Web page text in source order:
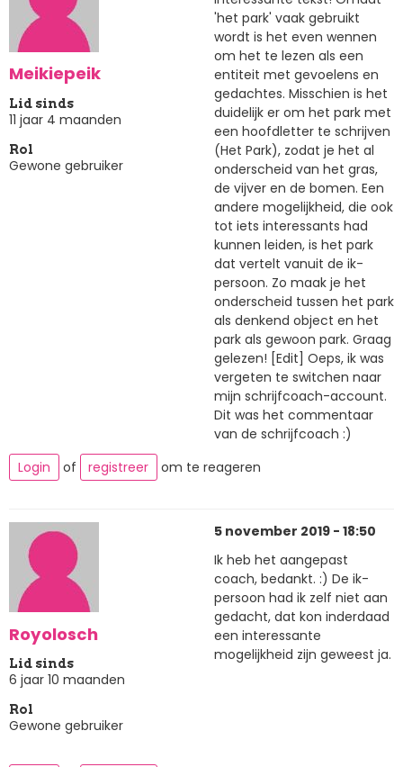
Meikiepeik
Lid sinds
11 jaar 4 maanden
Rol
Gewone gebruiker
'het park' vaak gebruikt
wordt is het even wennen
om het te lezen als een
entiteit met gevoelens en
gedachtes. Misschien is het
duidelijk er om het park met
een hoofdletter te schrijven
(Het Park), zodat je het al
onderscheid van het gras,
de vijver en de bomen. Een
andere mogelijkheid, die ook
tot iets interessants had
kunnen leiden, is het park
dat vertelt vanuit de ik-
persoon. Zo maak je het
onderscheid tussen het park
als denkend object en het
park als gewoon park. Graag
gelezen! [Edit] Oeps, ik was
vergeten te switchen naar
mijn schrijfcoach-account.
Dit was het commentaar
van de schrijfcoach :)
Login
of registreer om te reageren
Royolosch
Lid sinds
6 jaar 10 maanden
Rol
Gewone gebruiker
5 november 2019 - 18:50
Ik heb het aangepast
coach, bedankt. :) De ik-
persoon had ik zelf niet aan
gedacht, dat kon inderdaad
een interessante
mogelijkheid zijn geweest ja.